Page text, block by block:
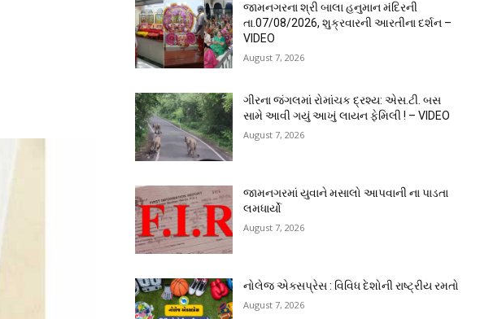
જામનગરના શ્રી બાલા હનુમાન મંદિરની
તા.07/08/2026, શુક્રવારની આરતીના દર્શન –
VIDEO
August 7, 2026
ગીરના જંગલમાં રોમાંચક દ્રશ્ય: એસ.ટી. બસ
સામે આવી ગયું આખું લાયન ફેમિલી ! – VIDEO
August 7, 2026
જામનગરમાં યુવાને મસાલો આપવાની ના પાડતા
લમધાર્યો
August 7, 2026
નોલેજ એક્સપ્રેસ : વિવિધ દેશોની રાષ્ટ્રીય રમતો
August 7, 2026